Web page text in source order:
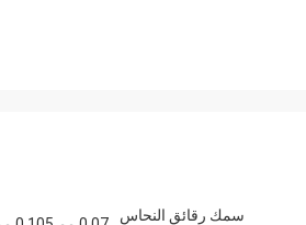
سمك رقائق النحاس